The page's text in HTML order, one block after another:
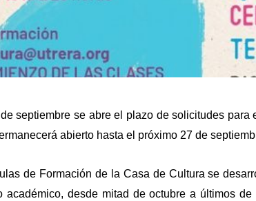
septiembre se abre el plazo de solicitudes
abierto hasta el próximo 27 de
de Formación de la Casa de Cultura se
académico, desde mitad de octubre a últimos de